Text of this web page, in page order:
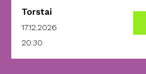
Torstai
17.12.2026
20:30